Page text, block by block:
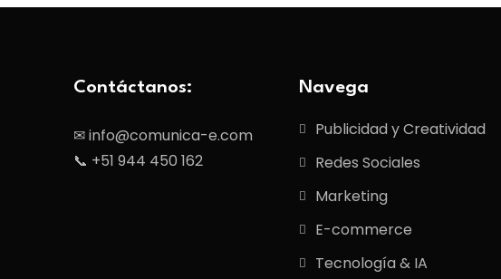
Contáctanos:
✉ info@comunica-e.com
📞 +51 944 450 162
Navega
Publicidad y Creatividad
Redes Sociales
Marketing
E-commerce
Tecnología & IA